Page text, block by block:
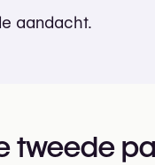
aandacht.
tweede